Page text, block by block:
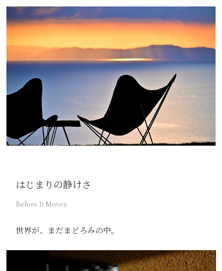
はじまりの静けさ
Before It Moves
世界が、まだまどろみの中。